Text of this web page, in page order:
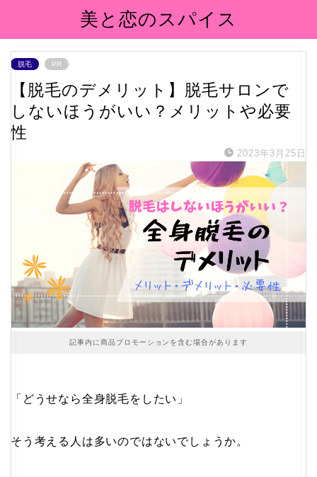
美と恋のスパイス
脱毛 PR
【脱毛のデメリット】脱毛サロンで
しないほうがいい？メリットや必要
性
2023年3月25日
記事内に商品プロモーションを含む場合があります
「どうせなら全身脱毛をしたい」
そう考える人は多いのではないでしょうか。